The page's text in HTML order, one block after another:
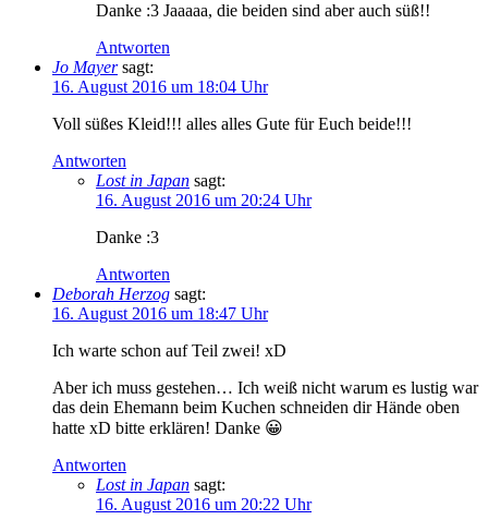
Danke :3 Jaaaaa, die beiden sind aber auch süß!!
Antworten
Jo Mayer sagt:
16. August 2016 um 18:04 Uhr
Voll süßes Kleid!!! alles alles Gute für Euch beide!!!
Antworten
Lost in Japan sagt:
16. August 2016 um 20:24 Uhr
Danke :3
Antworten
Deborah Herzog sagt:
16. August 2016 um 18:47 Uhr
Ich warte schon auf Teil zwei! xD
Aber ich muss gestehen… Ich weiß nicht warum es lustig war
das dein Ehemann beim Kuchen schneiden dir Hände oben
hatte xD bitte erklären! Danke 😀
Antworten
Lost in Japan sagt:
16. August 2016 um 20:22 Uhr